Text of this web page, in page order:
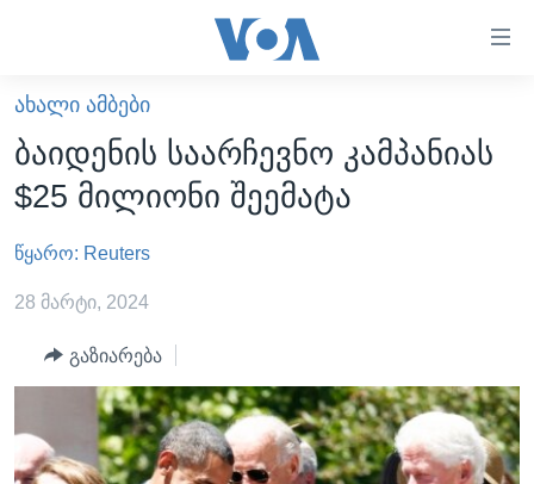
ხელმისაწვდომობისთვის
გადადით
მთავარზე
გადადით
მთავარ
გადადით
ძიებაზე
ᲐᲮᲐᲚᲘ ᲐᲛᲑᲔᲑᲘ
ᲡᲐᲥᲐᲠᲗᲕᲔᲚᲝ
ᲐᲨᲨ
ᲐᲨᲨ-ᲘᲡ ᲐᲠᲩᲔᲕᲜᲔᲑᲘ 2024
ᲛᲡᲝᲤᲚᲘᲝ
ᲕᲘᲓᲔᲝᲔᲑᲘ
ᲒᲐᲓᲐᲪᲔᲛᲔᲑᲘ
ᲕᲐᲨᲘᲜᲒᲢᲝᲜᲘ ᲓᲦᲔᲡ
ᲡᲮᲕᲐ ᲡᲘᲐᲮᲚᲔᲔᲑᲘ
ᲐᲮᲐᲚᲘ ᲐᲛᲑᲔᲑᲘ
ბაიდენის საარჩევნო კამპანიას
$25 მილიონი შეემატა
წყარო: Reuters
28 მარტი, 2024
გაზიარება